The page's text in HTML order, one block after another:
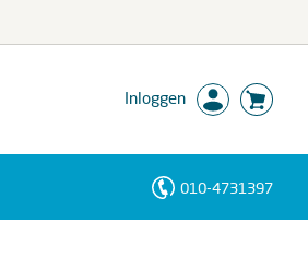
Inloggen
010-4731397